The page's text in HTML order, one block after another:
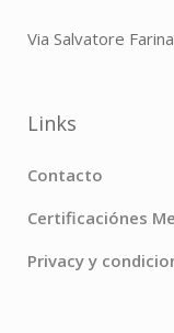
Via Salvatore
Links
Contacto
Certificaciónes
Privacy y